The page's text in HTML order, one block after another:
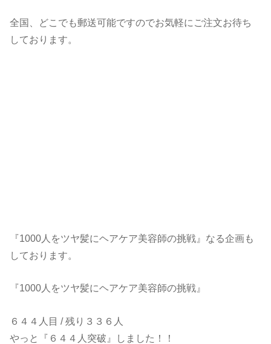
全国、どこでも郵送可能ですのでお気軽にご注文お待ち
しております。
『1000人をツヤ髪にヘアケア美容師の挑戦』なる企画も
しております。
『1000人をツヤ髪にヘアケア美容師の挑戦』
６４４人目 / 残り３３６人
やっと『６４４人突破』しました！！